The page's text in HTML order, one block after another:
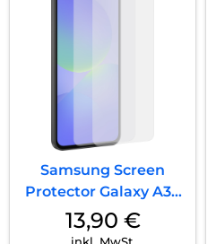
Samsung Screen
Protector Galaxy A36
Transparent
13,90 €